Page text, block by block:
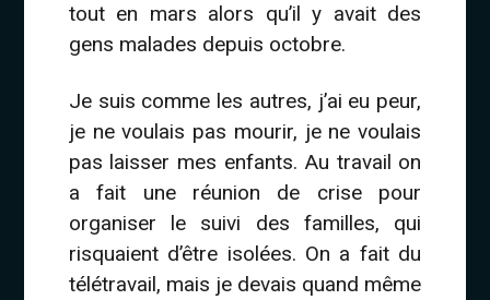
tout en mars alors qu’il y avait des
gens malades depuis octobre.
Je suis comme les autres, j’ai eu peur,
je ne voulais pas mourir, je ne voulais
pas laisser mes enfants. Au travail on
a fait une réunion de crise pour
organiser le suivi des familles, qui
risquaient d’être isolées. On a fait du
télétravail, mais je devais quand même